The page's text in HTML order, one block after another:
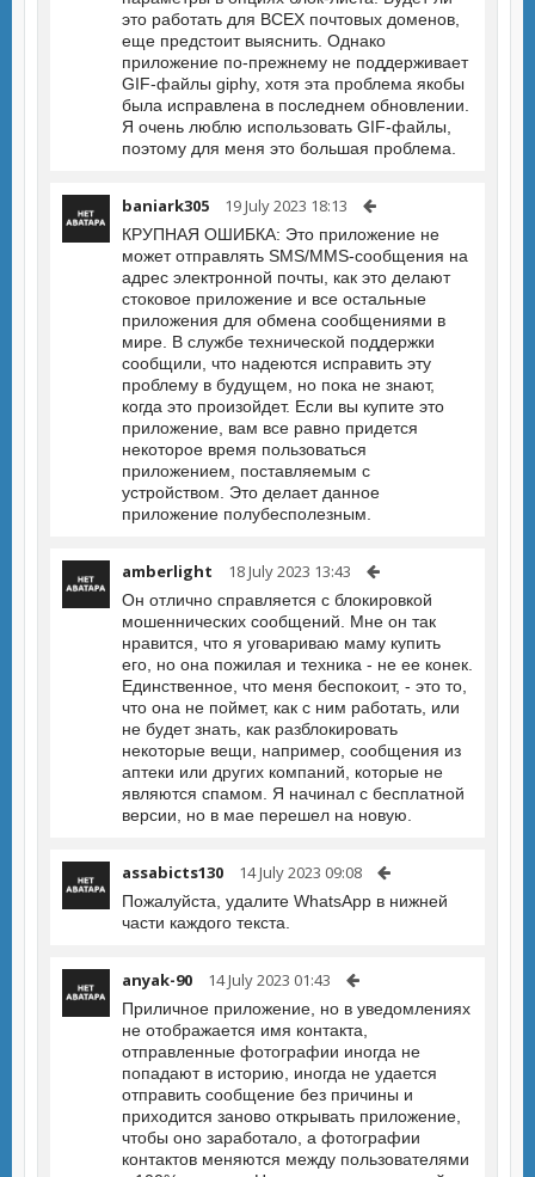
это работать для ВСЕХ почтовых доменов,
еще предстоит выяснить. Однако
приложение по-прежнему не поддерживает
GIF-файлы giphy, хотя эта проблема якобы
была исправлена в последнем обновлении.
Я очень люблю использовать GIF-файлы,
поэтому для меня это большая проблема.
baniark305 19 July 2023 18:13
КРУПНАЯ ОШИБКА: Это приложение не
может отправлять SMS/MMS-сообщения на
адрес электронной почты, как это делают
стоковое приложение и все остальные
приложения для обмена сообщениями в
мире. В службе технической поддержки
сообщили, что надеются исправить эту
проблему в будущем, но пока не знают,
когда это произойдет. Если вы купите это
приложение, вам все равно придется
некоторое время пользоваться
приложением, поставляемым с
устройством. Это делает данное
приложение полубесполезным.
amberlight 18 July 2023 13:43
Он отлично справляется с блокировкой
мошеннических сообщений. Мне он так
нравится, что я уговариваю маму купить
его, но она пожилая и техника - не ее конек.
Единственное, что меня беспокоит, - это то,
что она не поймет, как с ним работать, или
не будет знать, как разблокировать
некоторые вещи, например, сообщения из
аптеки или других компаний, которые не
являются спамом. Я начинал с бесплатной
версии, но в мае перешел на новую.
assabicts130 14 July 2023 09:08
Пожалуйста, удалите WhatsApp в нижней
части каждого текста.
anyak-90 14 July 2023 01:43
Приличное приложение, но в уведомлениях
не отображается имя контакта,
отправленные фотографии иногда не
попадают в историю, иногда не удается
отправить сообщение без причины и
приходится заново открывать приложение,
чтобы оно заработало, а фотографии
контактов меняются между пользователями